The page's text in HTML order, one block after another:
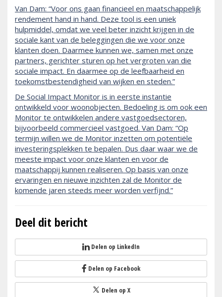
Van Dam: “Voor ons gaan financieel en maatschappelijk
rendement hand in hand. Deze tool is een uniek
hulpmiddel, omdat we veel beter inzicht krijgen in de
sociale kant van de beleggingen die we voor onze
klanten doen. Daarmee kunnen we, samen met onze
partners, gerichter sturen op het vergroten van die
sociale impact. En daarmee op de leefbaarheid en
toekomstbestendigheid van wijken en steden.”
De Social Impact Monitor is in eerste instan­tie
ontwikkeld voor woonobjecten. Bedoeling is om ook een
Monitor te ontwikkelen andere vastgoedsectoren,
bijvoorbeeld commercieel vastgoed. Van Dam: “Op
termijn willen we de Monitor inzetten om potentiële
investeringsplekken te bepalen. Dus daar waar we de
meeste impact voor onze klanten en voor de
maatschappij kunnen realiseren. Op basis van onze
ervaringen en nieuwe inzichten zal de Monitor de
komende jaren steeds meer worden verfijnd.”
Deel dit bericht
Delen op LinkedIn
Delen op Facebook
Delen op X